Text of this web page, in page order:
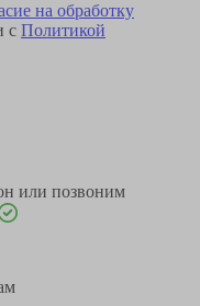
на обработку
с Политикой
или позвоним